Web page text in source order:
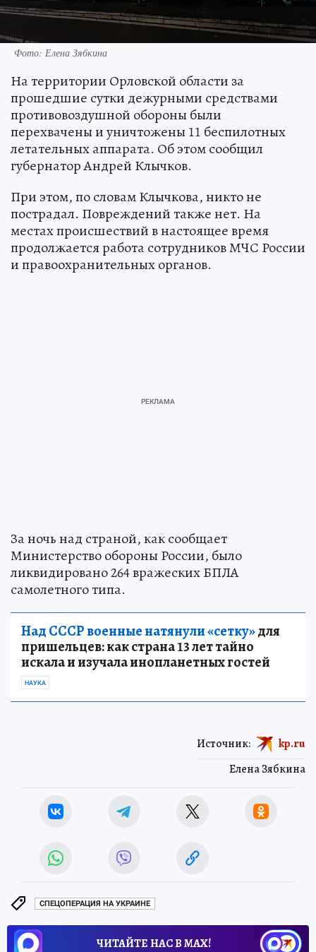
Фото: Елена Зябкина
На территории Орловской области за
прошедшие сутки дежурными средствами
противовоздушной обороны были
перехвачены и уничтожены 11 беспилотных
летательных аппарата. Об этом сообщил
губернатор Андрей Клычков.
При этом, по словам Клычкова, никто не
пострадал. Повреждений также нет. На
местах происшествий в настоящее время
продолжается работа сотрудников МЧС России
и правоохранительных органов.
За ночь над страной, как сообщает
Министерство обороны России, было
ликвидировано 264 вражеских БПЛА
самолетного типа.
Над СССР военные натянули «сетку»для
пришельцев: как страна 13 лет тайно
искала и изучала инопланетных гостей
НАУКА
Елена Зябкина
Источник: kp.ru
СПЕЦОПЕРАЦИЯ НА УКРАИНЕ
ЧИТАЙТЕ НАС В МАХ!